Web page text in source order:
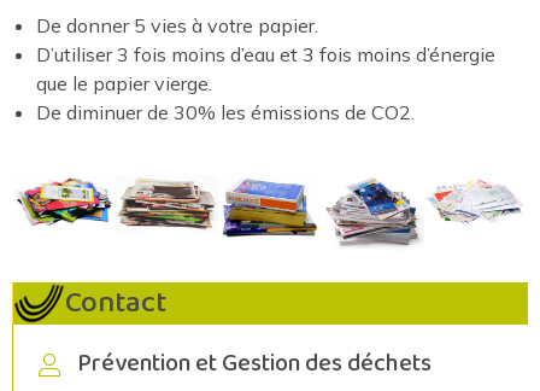
De donner 5 vies à votre papier.
D’utiliser 3 fois moins d’eau et 3 fois moins d’énergie
que le papier vierge.
De diminuer de 30% les émissions de CO2.
Contact
Prévention et Gestion des déchets